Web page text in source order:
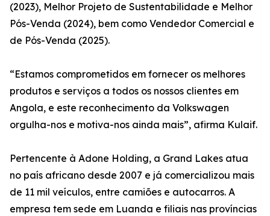
(2023), Melhor Projeto de Sustentabilidade e Melhor
Pós-Venda (2024), bem como Vendedor Comercial e
de Pós-Venda (2025).
“Estamos comprometidos em fornecer os melhores
produtos e serviços a todos os nossos clientes em
Angola, e este reconhecimento da Volkswagen
orgulha-nos e motiva-nos ainda mais”, afirma Kulaif.
Pertencente à Adone Holding, a Grand Lakes atua
no país africano desde 2007 e já comercializou mais
de 11 mil veículos, entre camiões e autocarros. A
empresa tem sede em Luanda e filiais nas províncias